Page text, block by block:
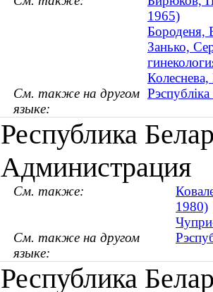
1965)
Бороденя,
Занько,
См. также на другом
языке:
Республика
Администрация
См. также:
1980)
См. также на другом
языке:
Республика